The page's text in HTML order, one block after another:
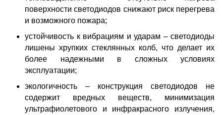
поверхности светодиодов снижают риск перегрева
и возможного пожара;
устойчивость к вибрациям и ударам – светодиоды
лишены хрупких стеклянных колб, что делает их
более надежными в сложных условиях
эксплуатации;
экологичность – конструкция светодиодов не
содержит вредных веществ, минимизация
ультрафиолетового и инфракрасного излучения,